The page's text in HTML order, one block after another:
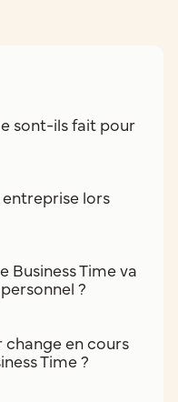
sont-ils fait pour
lors
Time va
?
en cours
Time ?